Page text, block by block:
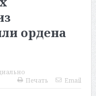
ордена
Печать
Email